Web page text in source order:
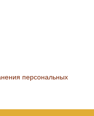
персональных